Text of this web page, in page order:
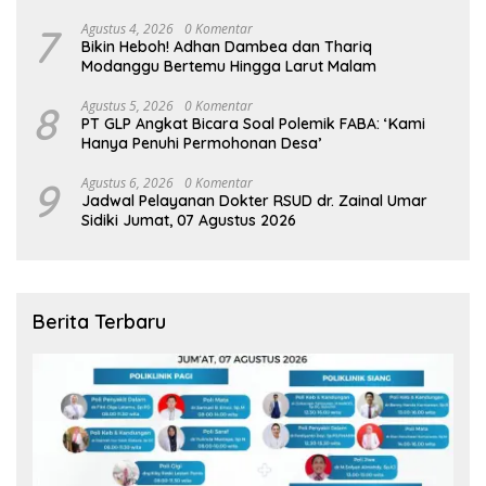
7 Agustus 4, 2026 0 Komentar
Bikin Heboh! Adhan Dambea dan Thariq
Modanggu Bertemu Hingga Larut Malam
8 Agustus 5, 2026 0 Komentar
PT GLP Angkat Bicara Soal Polemik FABA: ‘Kami
Hanya Penuhi Permohonan Desa’
9 Agustus 6, 2026 0 Komentar
Jadwal Pelayanan Dokter RSUD dr. Zainal Umar
Sidiki Jumat, 07 Agustus 2026
Berita Terbaru